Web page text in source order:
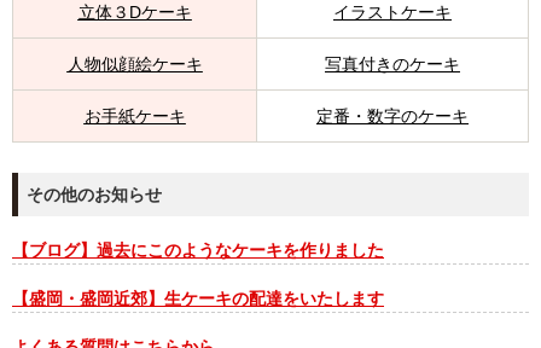
立体３Dケーキ イラストケーキ
人物似顔絵ケーキ 写真付きのケーキ
お手紙ケーキ 定番・数字のケーキ
その他のお知らせ
【ブログ】過去にこのようなケーキを作りました
【盛岡・盛岡近郊】生ケーキの配達をいたします